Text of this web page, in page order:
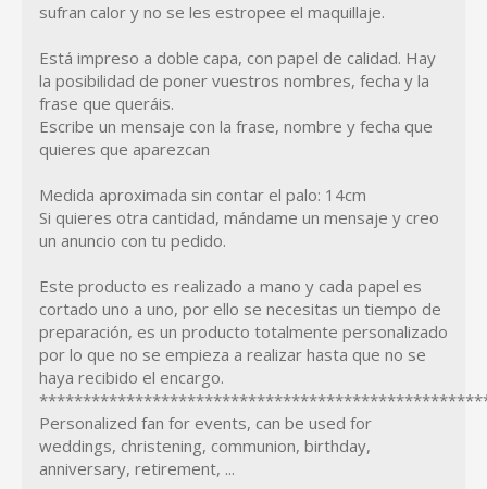
sufran calor y no se les estropee el maquillaje.
Está impreso a doble capa, con papel de calidad. Hay
la posibilidad de poner vuestros nombres, fecha y la
frase que queráis.
Escribe un mensaje con la frase, nombre y fecha que
quieres que aparezcan
Medida aproximada sin contar el palo: 14cm
Si quieres otra cantidad, mándame un mensaje y creo
un anuncio con tu pedido.
Este producto es realizado a mano y cada papel es
cortado uno a uno, por ello se necesitas un tiempo de
preparación, es un producto totalmente personalizado
por lo que no se empieza a realizar hasta que no se
haya recibido el encargo.
Personalized fan for events, can be used for
weddings, christening, communion, birthday,
anniversary, retirement, ...